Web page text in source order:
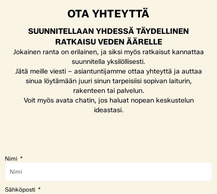
OTA YHTEYTTÄ
SUUNNITELLAAN YHDESSÄ TÄYDELLINEN
RATKAISU VEDEN ÄÄRELLE
Jokainen ranta on erilainen, ja siksi myös ratkaisut kannattaa
suunnitella yksilöllisesti.
Jätä meille viesti – asiantuntijamme ottaa yhteyttä ja auttaa
sinua löytämään juuri sinun tarpeisiisi sopivan laiturin,
rakenteen tai palvelun.
Voit myös avata chatin, jos haluat nopean keskustelun
ideastasi.
Nimi
Sähköposti